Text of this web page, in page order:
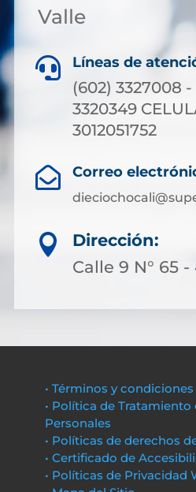
Valle
 Líneas de
(602) 3327008
3320349
3012051752
 Correo

Dirección:
Calle 9 N° 65 -
• Términos y condiciones
• Política de Tratamiento
Personales
• Políticas de derechos
• Certificado de
• Políticas de Privacidad